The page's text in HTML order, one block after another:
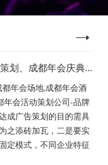
划、成都年会庆典
节目演出、成都年
，成都年会现场搭
目创意节目，年会
致辞发言稿，年会
年会场地,成都年会酒
年会活动策划公司-品牌
成广告策划的目的需具
之添砖加瓦，二是要实
定模式，不同企业特征